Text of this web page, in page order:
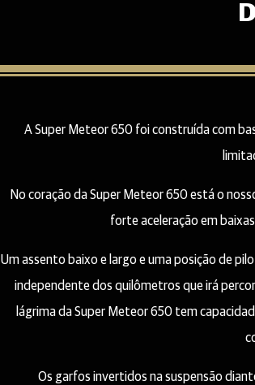
A Super Meteor 650 foi construída com
No coração da Super Meteor 650 está o
forte aceleração em
Um assento baixo e largo e uma posição de
independente dos quilômetros que irá
lágrima da Super Meteor 650 tem
Os garfos invertidos na suspensão